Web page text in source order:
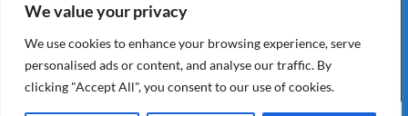
We value your privacy
We use cookies to enhance your browsing experience, serve
personalised ads or content, and analyse our traffic. By
clicking "Accept All", you consent to our use of cookies.